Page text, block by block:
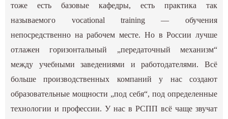
тоже есть базовые кафедры, есть практика так
называемого vocational training — обучения
непосредственно на рабочем месте. Но в России лучше
отлажен горизонтальный „передаточный механизм“
между учебными заведениями и работодателями. Всё
больше производственных компаний у нас создают
образовательные мощности „под себя“, под определенные
технологии и профессии. У нас в РСПП всё чаще звучат